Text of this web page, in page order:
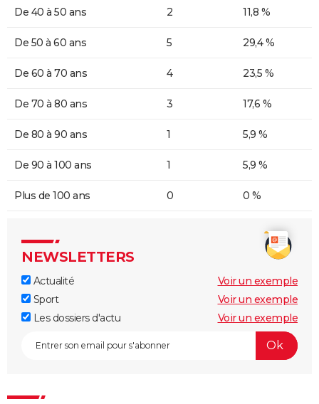
De 40 à 50 ans 2 11,8 %
De 50 à 60 ans 5 29,4 %
De 60 à 70 ans 4 23,5 %
De 70 à 80 ans 3 17,6 %
De 80 à 90 ans 1 5,9 %
De 90 à 100 ans 1 5,9 %
Plus de 100 ans 0 0 %
NEWSLETTERS
Actualité
Voir un exemple
Sport
Voir un exemple
Les dossiers d'actu
Voir un exemple